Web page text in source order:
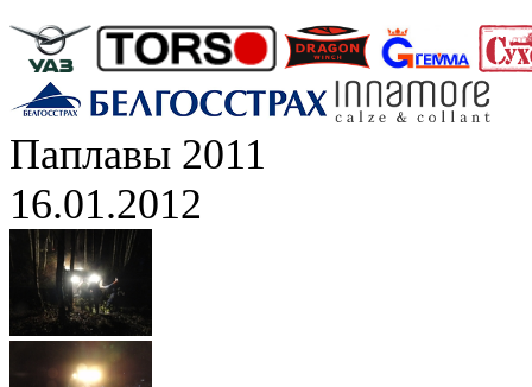
Паплавы 2011
16.01.2012